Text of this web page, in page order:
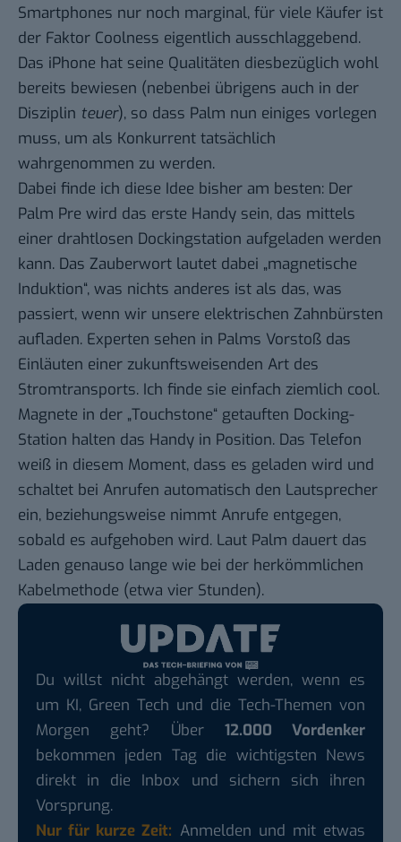
Smartphones nur noch marginal, für viele Käufer ist
der Faktor Coolness eigentlich ausschlaggebend.
Das iPhone hat seine Qualitäten diesbezüglich wohl
bereits bewiesen (nebenbei übrigens auch in der
Disziplin teuer), so dass Palm nun einiges vorlegen
muss, um als Konkurrent tatsächlich
wahrgenommen zu werden.
Dabei finde ich diese Idee bisher am besten: Der
Palm Pre wird das erste Handy sein, das mittels
einer drahtlosen Dockingstation aufgeladen werden
kann. Das Zauberwort lautet dabei „magnetische
Induktion“, was nichts anderes ist als das, was
passiert, wenn wir unsere elektrischen Zahnbürsten
aufladen. Experten sehen in Palms Vorstoß das
Einläuten einer zukunftsweisenden Art des
Stromtransports. Ich finde sie einfach ziemlich cool.
Magnete in der „Touchstone“ getauften Docking-
Station halten das Handy in Position. Das Telefon
weiß in diesem Moment, dass es geladen wird und
schaltet bei Anrufen automatisch den Lautsprecher
ein, beziehungsweise nimmt Anrufe entgegen,
sobald es aufgehoben wird. Laut Palm dauert das
Laden genauso lange wie bei der herkömmlichen
Kabelmethode (etwa vier Stunden).
Du willst nicht abgehängt werden, wenn es
um KI, Green Tech und die Tech-Themen von
Morgen geht? Über 12.000 Vordenker
bekommen jeden Tag die wichtigsten News
direkt in die Inbox und sichern sich ihren
Vorsprung.
Nur für kurze Zeit: Anmelden und mit etwas